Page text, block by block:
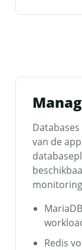
van de
Redis